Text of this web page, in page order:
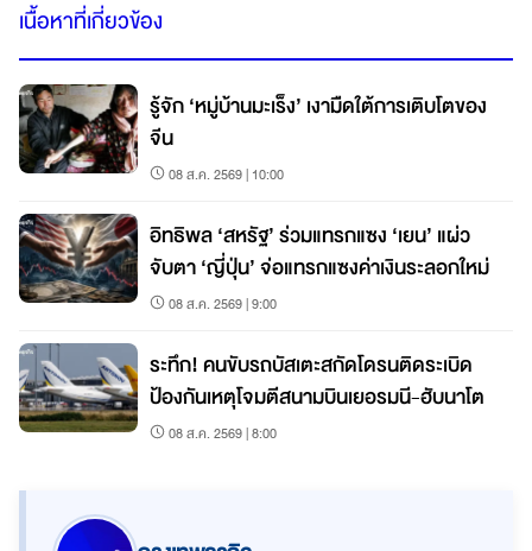
เนื้อหาที่เกี่ยวข้อง
รู้จัก ‘หมู่บ้านมะเร็ง’ เงามืดใต้การเติบโตของ
จีน
08 ส.ค. 2569 | 10:00
อิทธิพล ‘สหรัฐ’ ร่วมแทรกแซง ‘เยน’ แผ่ว
จับตา ‘ญี่ปุ่น’ จ่อแทรกแซงค่าเงินระลอกใหม่
08 ส.ค. 2569 | 9:00
ระทึก! คนขับรถบัสเตะสกัดโดรนติดระเบิด
ป้องกันเหตุโจมตีสนามบินเยอรมนี-ฮับนาโต
08 ส.ค. 2569 | 8:00